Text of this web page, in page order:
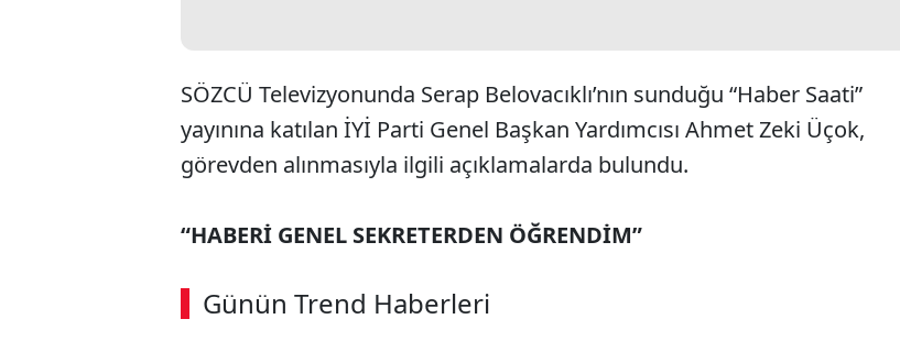
SÖZCÜ Televizyonunda Serap Belovacıklı’nın sunduğu “Haber Saati”
yayınına katılan İYİ Parti Genel Başkan Yardımcısı Ahmet Zeki Üçok,
görevden alınmasıyla ilgili açıklamalarda bulundu.
“HABERİ GENEL SEKRETERDEN ÖĞRENDİM”
Günün Trend Haberleri